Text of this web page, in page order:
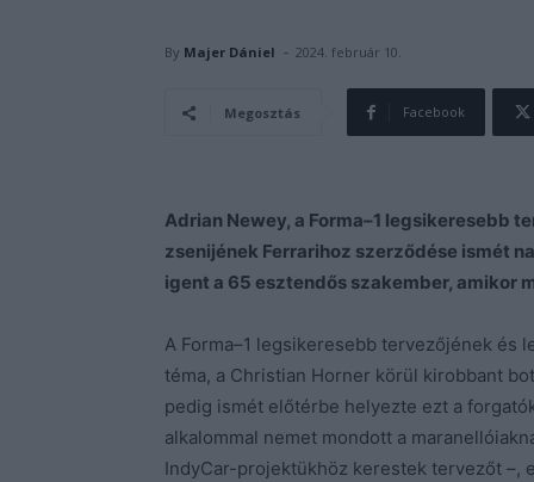
By Majer Dániel - 2024. február 10.
Megosztás Facebook
Adrian Newey, a Forma–1 legsikeresebb
zsenijének Ferrarihoz szerződése ismét
igent a 65 esztendős szakember, amikor
A Forma–1 legsikeresebb tervezőjének és
téma, a Christian Horner körül kirobbant
pedig ismét előtérbe helyezte ezt a
alkalommal nemet mondott a
IndyCar-projektükhöz kerestek tervezőt –,